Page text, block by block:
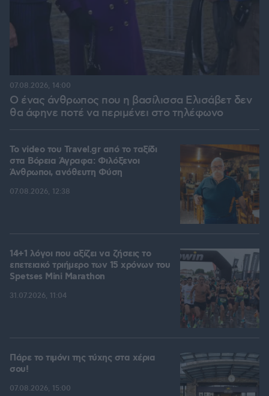
Ο ένας άνθρωπος που η βασίλισσα Ελισάβετ δεν
θα άφηνε ποτέ να περιμένει στο τηλέφωνο
07.08.2026, 14:00
To video του Travel.gr από το ταξίδι
στα Βόρεια Άγραφα: Φιλόξενοι
Άνθρωποι, ανόθευτη Φύση
07.08.2026, 12:38
14+1 λόγοι που αξίζει να ζήσεις το
επετειακό τριήμερο των 15 χρόνων του
Spetses Mini Marathon
31.07.2026, 11:04
Πάρε το τιμόνι της τύχης στα χέρια
σου!
07.08.2026, 15:00